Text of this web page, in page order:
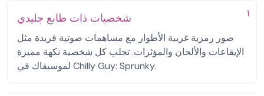
1 شخصيات ذات طابع جليدي
صور رمزية غريبة الأطوار مع مساهمات صوتية فريدة مثل
الإيقاعات والألحان والمؤثرات. تجلب كل شخصية نكهة مميزة
لموسيقاك في Chilly Guy: Sprunky.